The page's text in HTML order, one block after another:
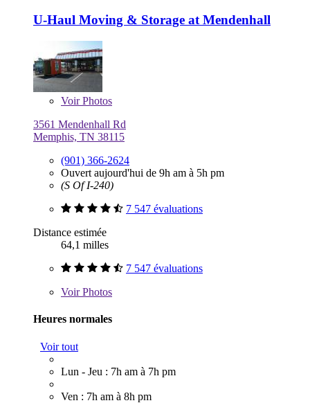
U-Haul Moving & Storage at Mendenhall
VoirPhotos
3561 Mendenhall Rd
Memphis, TN 38115
(901) 366-2624
Ouvert aujourd'hui de 9h am à 5h pm
(S Of I-240)
7 547 évaluations
Distance estimée
64,1 milles
7 547 évaluations
VoirPhotos
Heures normales
Voir tout
Lun - Jeu : 7h am à 7h pm
Ven : 7h am à 8h pm